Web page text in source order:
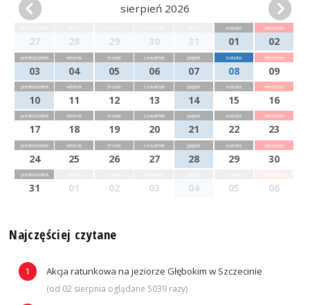
sierpień 2026
27 28 29 30 31
sobota
01
niedziela
02
poniedziałek
03
wtorek
04
środa
05
czwartek
06
piątek
07
sobota
08
niedziela
09
poniedziałek
10
wtorek
11
środa
12
czwartek
13
piątek
14
sobota
15
niedziela
16
poniedziałek
17
wtorek
18
środa
19
czwartek
20
piątek
21
sobota
22
niedziela
23
poniedziałek
24
wtorek
25
środa
26
czwartek
27
piątek
28
sobota
29
niedziela
30
poniedziałek
31 01 02 03 04 05 06
Najczęściej czytane
Akcja ratunkowa na jeziorze Głębokim w Szczecinie
(od 02 sierpnia oglądane 5039 razy)